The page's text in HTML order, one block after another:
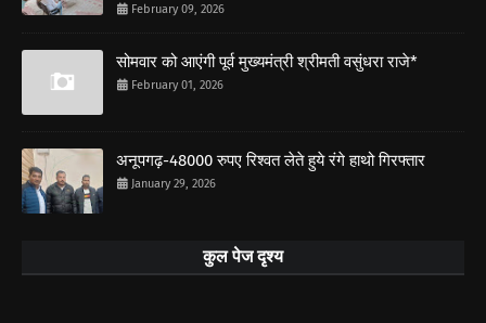
February 09, 2026
सोमवार को आएंगी पूर्व मुख्यमंत्री श्रीमती वसुंधरा राजे*
February 01, 2026
अनूपगढ़-48000 रुपए रिश्वत लेते हुये रंगे हाथो गिरफ्तार
January 29, 2026
कुल पेज दृश्य